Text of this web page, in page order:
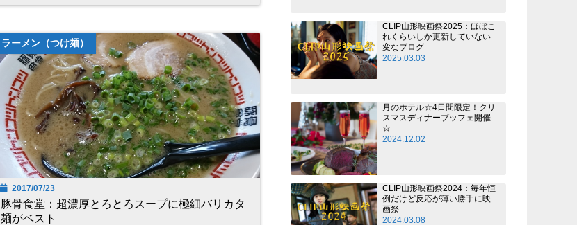
ラーメン（つけ麺）
2017/07/23
豚骨食堂：超濃厚とろとろスープに極細バリカタ
麺がベスト
CLIP山形映画祭2025：ほぼこ
れくらいしか更新していない
変なブログ
2025.03.03
月のホテル☆4日間限定！クリ
スマスディナーブッフェ開催
☆
2024.12.02
CLIP山形映画祭2024：毎年恒
例だけど反応が薄い勝手に映
画祭
2024.03.08